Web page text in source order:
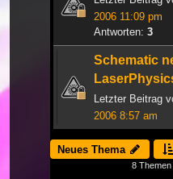
2006 11:09 pm
Antworten: 3
Schematic
Letzter Beitrag
2006 8:57 am
Neues Thema
8 Themen